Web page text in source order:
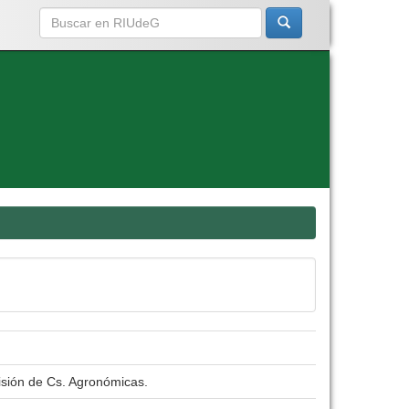
de Cs. Agronómicas.